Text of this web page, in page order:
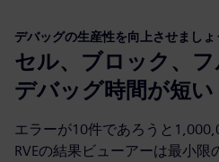
デバッグの生産性を向上させましょ
セル、ブロック、
デバッグ時間が短い
エラーが10件であろうと
RVEの結果ビューアーは最小